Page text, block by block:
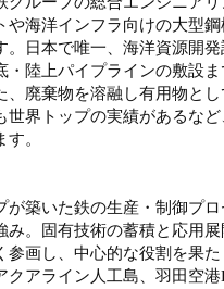
や海洋インフラ向けの大型
。日本で唯一、海洋資源開
・陸上パイプラインの敷設
、廃棄物を溶融し有用物と
世界トップの実績があるな
す。
が築いた鉄の生産・制御プ
み。固有技術の蓄積と応用
参画し、中心的な役割を果
クアライン人工島、羽田空